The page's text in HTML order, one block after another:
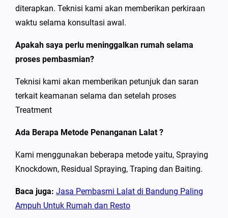
diterapkan. Teknisi kami akan memberikan perkiraan
waktu selama konsultasi awal.
Apakah saya perlu meninggalkan rumah selama
proses pembasmian?
Teknisi kami akan memberikan petunjuk dan saran
terkait keamanan selama dan setelah proses
Treatment
Ada Berapa Metode Penanganan Lalat ?
Kami menggunakan beberapa metode yaitu, Spraying
Knockdown, Residual Spraying, Traping dan Baiting.
Baca juga: Jasa Pembasmi Lalat di Bandung Paling
Ampuh Untuk Rumah dan Resto